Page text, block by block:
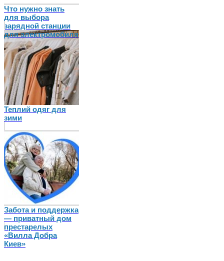
Что нужно знать
для выбора
зарядной станции
для электромобиля
Теплий одяг для
зими
Забота и поддержка
— приватный дом
престарелых
«Вилла Добра
Киев»